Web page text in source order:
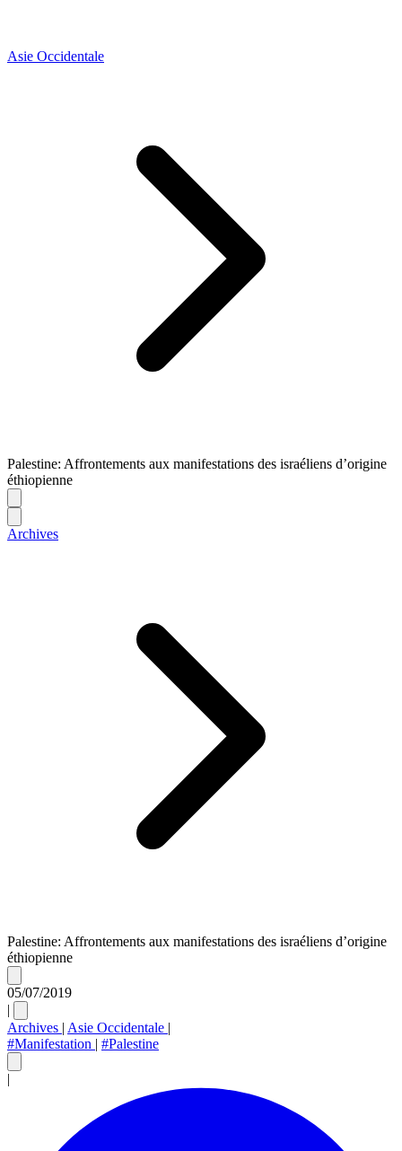
Asie Occidentale
Palestine: Affrontements aux manifestations des israéliens d’origine
éthiopienne
Archives
Palestine: Affrontements aux manifestations des israéliens d’origine
éthiopienne
05/07/2019
|
Archives | Asie Occidentale |
#Manifestation | #Palestine
|